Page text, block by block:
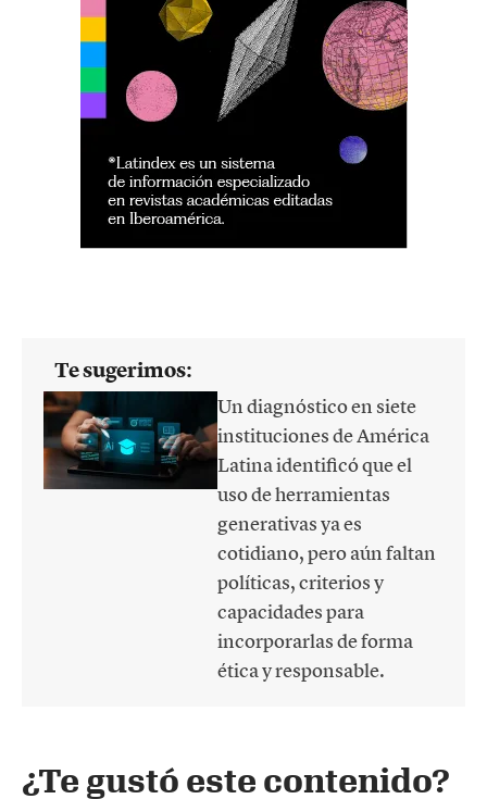
Te sugerimos:
Un diagnóstico en siete
instituciones de América
Latina identificó que el
uso de herramientas
generativas ya es
cotidiano, pero aún faltan
políticas, criterios y
capacidades para
incorporarlas de forma
ética y responsable.
¿Te gustó este contenido?